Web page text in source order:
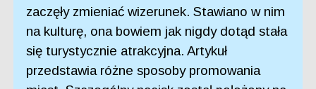
zaczęły zmieniać wizerunek. Stawiano w nim
na kulturę, ona bowiem jak nigdy dotąd stała
się turystycznie atrakcyjna. Artykuł
przedstawia różne sposoby promowania